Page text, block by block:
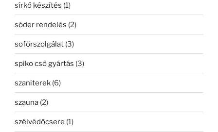
sírkő készítés (1)
sóder rendelés (2)
sofőrszolgálat (3)
spiko cső gyártás (3)
szaniterek (6)
szauna (2)
szélvédőcsere (1)